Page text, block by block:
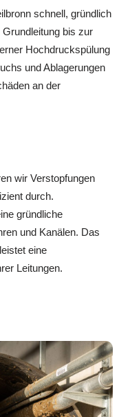
schnell, gründlich
bis zur
Hochdruckspülung
und Ablagerungen
an der
wir Verstopfungen
durch.
gründliche
und Kanälen. Das
eine
Leitungen.